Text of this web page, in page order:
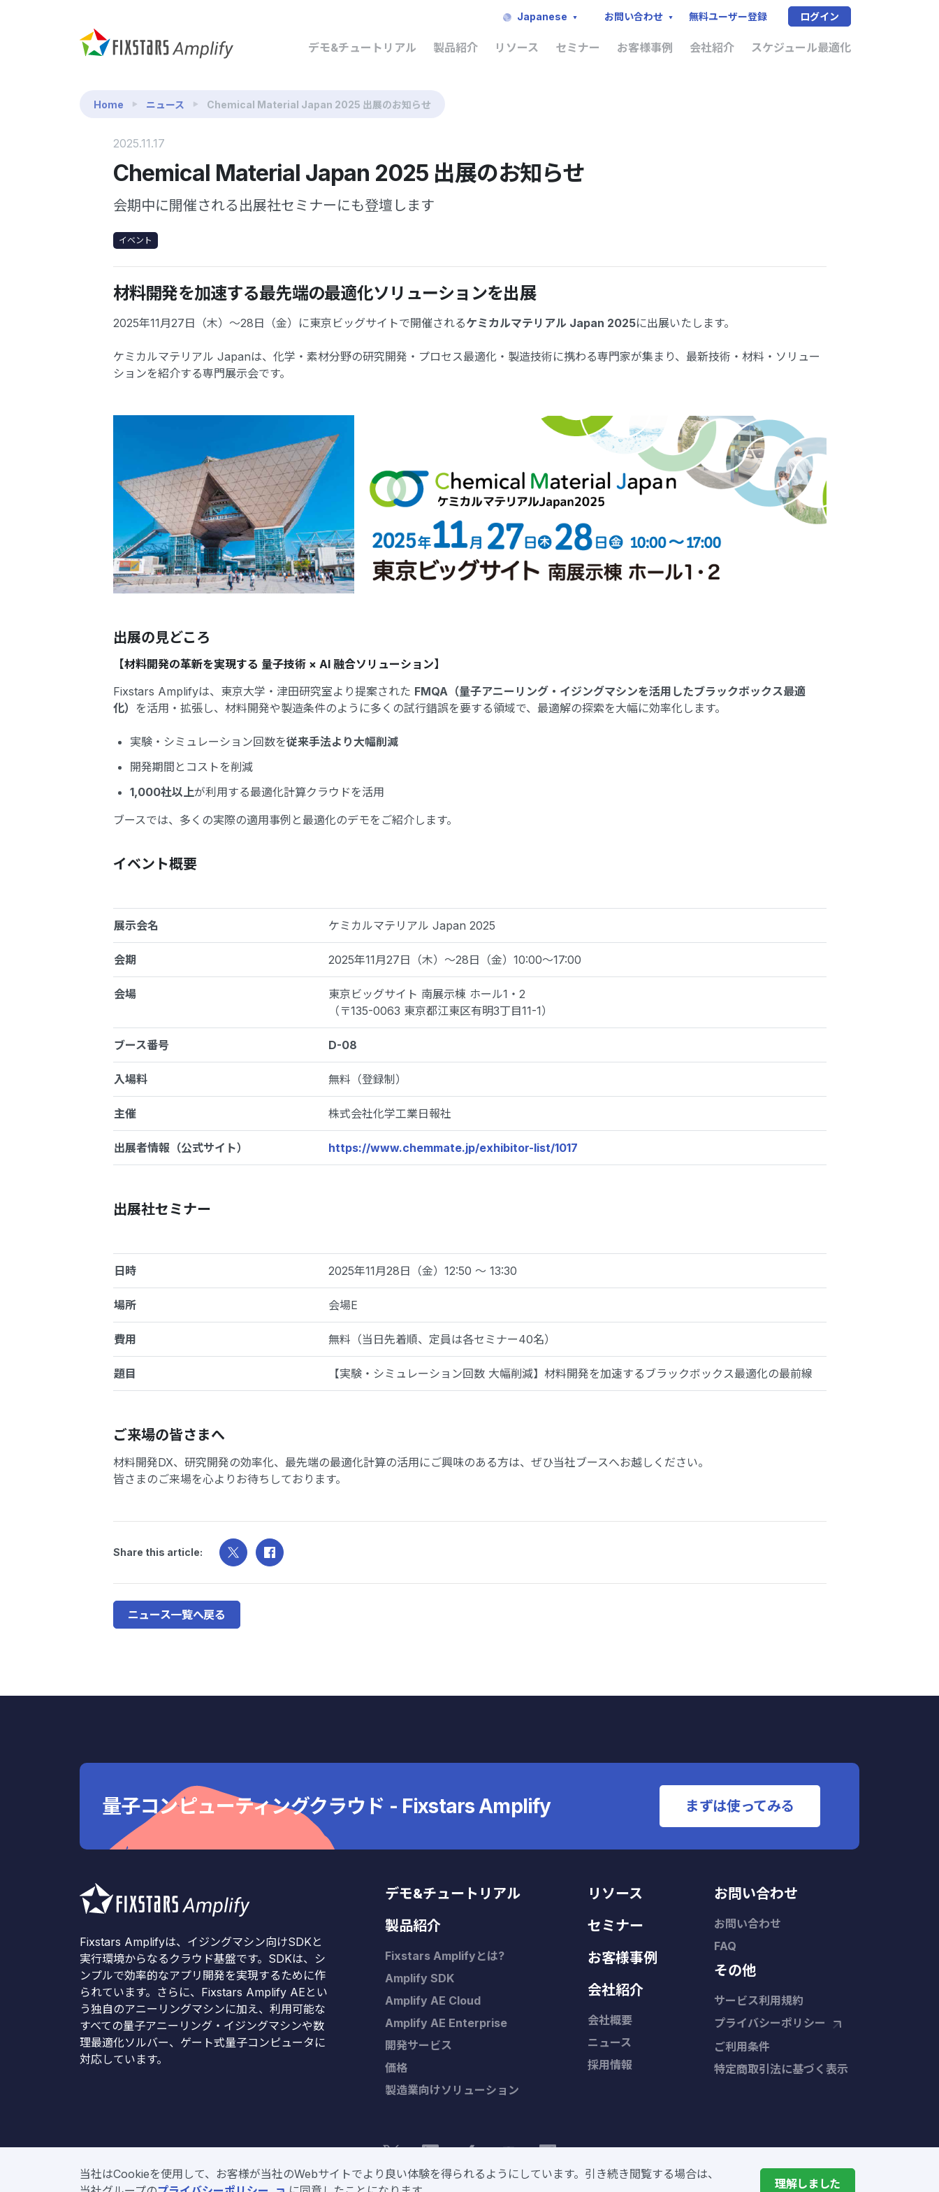
Japanese お問い合わせ 無料ユーザー登録 ログイン
デモ&チュートリアル 製品紹介 リソース セミナー お客様事例 会社紹介 スケジュール最適化
当社はCookieを使用して、お客様が当社のWebサイトでより良い体験を得られるようにしています。引き続き閲覧する場合は、
理解しました
Home ニュース Chemical Material Japan 2025 出展のお知らせ
2025.11.17
Chemical Material Japan 2025 出展のお知らせ
会期中に開催される出展社セミナーにも登壇します
イベント
材料開発を加速する最先端の最適化ソリューションを出展
2025年11月27日（木）～28日（金）に東京ビッグサイトで開催されるケミカルマテリアル Japan 2025に出展いたします。
ケミカルマテリアル Japanは、化学・素材分野の研究開発・プロセス最適化・製造技術に携わる専門家が集まり、最新技術・材料・ソリュー
ションを紹介する専門展示会です。
出展の見どころ
【材料開発の革新を実現する 量子技術 × AI 融合ソリューション】
Fixstars Amplifyは、東京大学・津田研究室より提案された FMQA（量子アニーリング・イジングマシンを活用したブラックボックス最適
化）
を活用・拡張し、材料開発や製造条件のように多くの試行錯誤を要する領域で、最適解の探索を大幅に効率化します。
実験・シミュレーション回数を従来手法より大幅削減
開発期間とコストを削減
1,000社以上が利用する最適化計算クラウドを活用
ブースでは、多くの実際の適用事例と最適化のデモをご紹介します。
イベント概要
展示会名 ケミカルマテリアル Japan 2025
会期 2025年11月27日（木）～28日（金）10:00～17:00
会場
東京ビッグサイト 南展示棟 ホール1・2
（〒135-0063 東京都江東区有明3丁目11-1）
ブース番号 D-08
入場料 無料（登録制）
主催 株式会社化学工業日報社
出展者情報（公式サイト） https://www.chemmate.jp/exhibitor-list/1017
出展社セミナー
日時 2025年11月28日（金）12:50 〜 13:30
場所 会場E
費用 無料（当日先着順、定員は各セミナー40名）
題目 【実験・シミュレーション回数 大幅削減】材料開発を加速するブラックボックス最適化の最前線
ご来場の皆さまへ
材料開発DX、研究開発の効率化、最先端の最適化計算の活用にご興味のある方は、ぜひ当社ブースへお越しください。
皆さまのご来場を心よりお待ちしております。
Share this article:
ニュース一覧へ戻る
量子コンピューティングクラウド - Fixstars Amplify まずは使ってみる
Fixstars Amplifyは、イジングマシン向けSDKと
実行環境からなるクラウド基盤です。SDKは、シ
ンプルで効率的なアプリ開発を実現するために作
られています。さらに、Fixstars Amplify AEとい
う独自のアニーリングマシンに加え、利用可能な
すべての量子アニーリング・イジングマシンや数
理最適化ソルバー、ゲート式量子コンピュータに
対応しています。
デモ&チュートリアル
製品紹介
Fixstars Amplifyとは?
Amplify SDK
Amplify AE Cloud
Amplify AE Enterprise
開発サービス
価格
製造業向けソリューション
リソース
セミナー
お客様事例
会社紹介
会社概要
ニュース
採用情報
お問い合わせ
お問い合わせ
FAQ
その他
サービス利用規約
プライバシーポリシー
ご利用条件
特定商取引法に基づく表示
Copyright © Fixstars Group. 本サイトをご利用の際は、当社グループの